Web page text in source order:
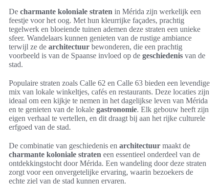
De charmante koloniale straten in Mérida zijn werkelijk een
feestje voor het oog. Met hun kleurrijke façades, prachtig
tegelwerk en bloeiende tuinen ademen deze straten een unieke
sfeer. Wandelaars kunnen genieten van de rustige ambiance
terwijl ze de architectuur bewonderen, die een prachtig
voorbeeld is van de Spaanse invloed op de geschiedenis van de
stad.
Populaire straten zoals Calle 62 en Calle 63 bieden een levendige
mix van lokale winkeltjes, cafés en restaurants. Deze locaties zijn
ideaal om een kijkje te nemen in het dagelijkse leven van Mérida
en te genieten van de lokale gastronomie. Elk gebouw heeft zijn
eigen verhaal te vertellen, en dit draagt bij aan het rijke culturele
erfgoed van de stad.
De combinatie van geschiedenis en architectuur maakt de
charmante koloniale straten een essentieel onderdeel van de
ontdekkingstocht door Mérida. Een wandeling door deze straten
zorgt voor een onvergetelijke ervaring, waarin bezoekers de
echte ziel van de stad kunnen ervaren.